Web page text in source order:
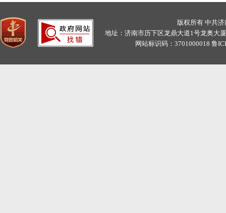
版权所有 中共
地址：济南市历下区龙鼎大道1号龙奥大
网站标识码：3701000018 鲁